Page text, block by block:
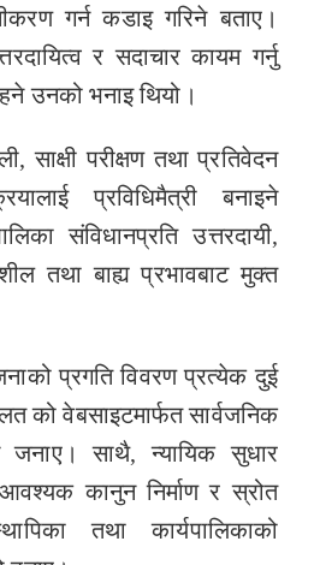
गर्न कडाइ गरिने बताए।
र सदाचार कायम गर्नु
उनको भनाइ थियो।
साक्षी परीक्षण तथा प्रतिवेदन
प्रविधिमैत्री बनाइने
संविधानप्रति उत्तरदायी,
तथा बाह्य प्रभावबाट मुक्त
प्रगति विवरण प्रत्येक दुई
को वेबसाइटमार्फत सार्वजनिक
जनाए। साथै, न्यायिक सुधार
आवश्यक कानुन निर्माण र स्रोत
तथा कार्यपालिकाको